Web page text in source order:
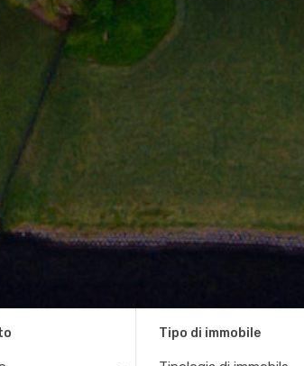
Tipo di immobile